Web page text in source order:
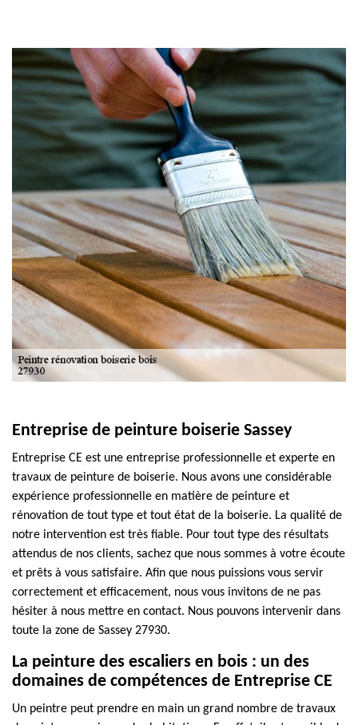
Entreprise de peinture boiserie Sassey
Entreprise CE est une entreprise professionnelle et experte en
travaux de peinture de boiserie. Nous avons une considérable
expérience professionnelle en matière de peinture et
rénovation de tout type et tout état de la boiserie. La qualité de
notre intervention est très fiable. Pour tout type des résultats
attendus de nos clients, sachez que nous sommes à votre écoute
et prêts à vous satisfaire. Afin que nous puissions vous servir
correctement et efficacement, nous vous invitons de ne pas
hésiter à nous mettre en contact. Nous pouvons intervenir dans
toute la zone de Sassey 27930.
La peinture des escaliers en bois : un des
domaines de compétences de Entreprise CE
Un peintre peut prendre en main un grand nombre de travaux